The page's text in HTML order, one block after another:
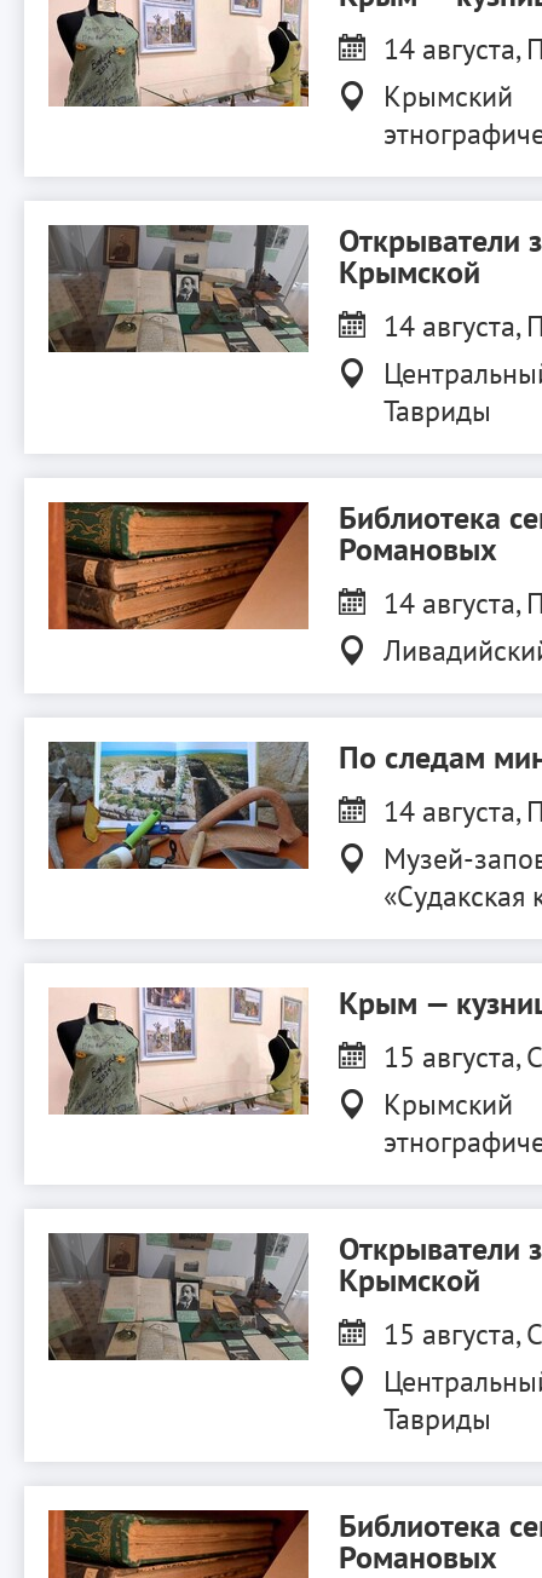
14 августа,
Крымский
Открыватели
Крымской
14 августа,
Тавриды
Библиотека
Романовых
14 августа,
По следам
14 августа,
Музей-
«Судакская
Крым —
15 августа,
Крымский
Открыватели
Крымской
15 августа,
Тавриды
Библиотека
Романовых